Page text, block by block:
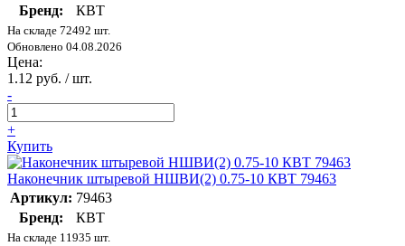
Бренд:
КВТ
На складе 72492 шт.
Обновлено 04.08.2026
Цена:
1.12 руб. / шт.
-
+
Купить
Наконечник штыревой НШВИ(2) 0.75-10 КВТ 79463
Артикул: 79463
Бренд:
КВТ
На складе 11935 шт.